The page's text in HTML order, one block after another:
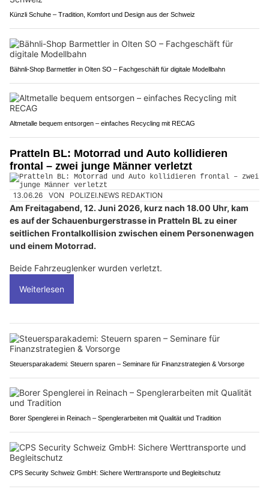
Künzli Schuhe – Tradition, Komfort und Design aus der Schweiz
Bähnli-Shop Barmettler in Olten SO – Fachgeschäft für digitale Modellbahn
Altmetalle bequem entsorgen – einfaches Recycling mit RECAG
Pratteln BL: Motorrad und Auto kollidieren
frontal – zwei junge Männer verletzt
13.06.26 VON POLIZEI.NEWS REDAKTION
Am Freitagabend, 12. Juni 2026, kurz nach 18.00 Uhr, kam
es auf der Schauenburgerstrasse in Pratteln BL zu einer
seitlichen Frontalkollision zwischen einem Personenwagen
und einem Motorrad.
Beide Fahrzeuglenker wurden verletzt.
Weiterlesen
Steuersparakademi: Steuern sparen – Seminare für Finanzstrategien & Vorsorge
Borer Spenglerei in Reinach – Spenglerarbeiten mit Qualität und Tradition
CPS Security Schweiz GmbH: Sichere Werttransporte und Begleitschutz